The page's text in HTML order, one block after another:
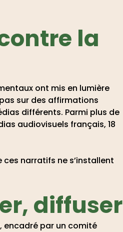
la
ont mis en lumière
sur des affirmations
différents. Parmi plus de
audiovisuels français, 18
narratifs ne s’installent
diffuser
encadré par un comité